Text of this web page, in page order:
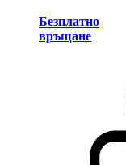
Безплатно
връщане